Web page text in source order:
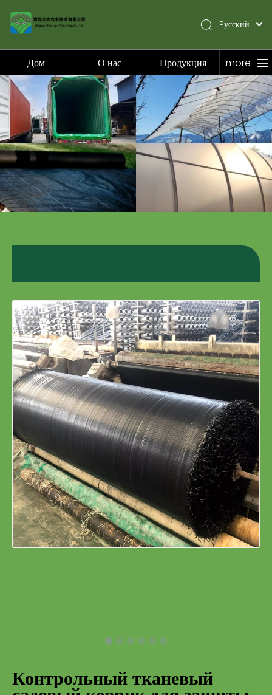
Дом
О нас
Продукция
Приложение
Видео
Новости
Pусский
简体中文
Español
Дом О нас Продукция more
Контрольный тканевый